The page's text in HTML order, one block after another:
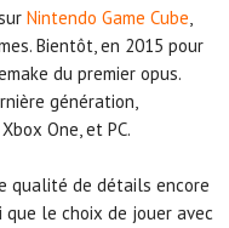
Nintendo Game Cube,
Bientôt, en 2015 pour
du premier opus.
génération,
One, et PC.
qualité de détails encore
que le choix de jouer avec